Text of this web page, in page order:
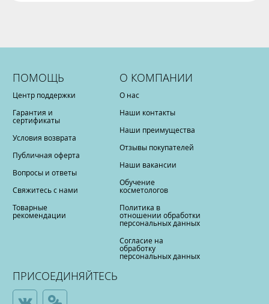
ПОМОЩЬ
Центр поддержки
Гарантия и
сертификаты
Условия возврата
Публичная оферта
Вопросы и ответы
Свяжитесь с нами
Товарные
рекомендации
О КОМПАНИИ
О нас
Наши контакты
Наши преимущества
Отзывы покупателей
Наши вакансии
Обучение
косметологов
Политика в
отношении обработки
персональных данных
Согласие на
обработку
персональных данных
ПРИСОЕДИНЯЙТЕСЬ